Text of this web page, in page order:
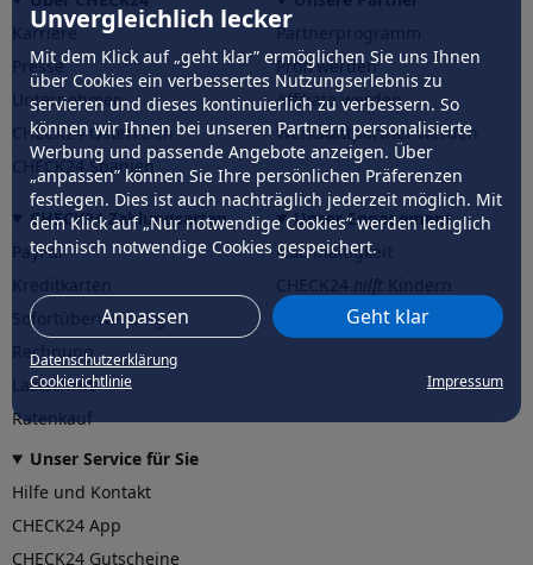
Unvergleichlich lecker
Mit dem Klick auf „geht klar” ermöglichen Sie uns Ihnen
über Cookies ein verbessertes Nutzungserlebnis zu
servieren und dieses kontinuierlich zu verbessern. So
können wir Ihnen bei unseren Partnern personalisierte
Werbung und passende Angebote anzeigen. Über
„anpassen” können Sie Ihre persönlichen Präferenzen
festlegen. Dies ist auch nachträglich jederzeit möglich. Mit
dem Klick auf „Nur notwendige Cookies” werden lediglich
technisch notwendige Cookies gespeichert.
Anpassen Geht klar
Datenschutzerklärung
Cookierichtlinie
Impressum
Karriere
Presse
Unternehmen
CHECK24 Österreich
CHECK24 Spanien
Partnerprogramm
Profi werden
Affiliate werden
Werkstattpartner werden
CHECK24 Zahlungsarten
PayPal
Sofortüberweisung
Rechnung
Lastschrift
Ratenkauf
Unser Engagement
Nachhaltigkeit
CHECK24hilftder Natur
Unser Service für Sie
Hilfe und Kontakt
CHECK24 App
CHECK24 Gutscheine